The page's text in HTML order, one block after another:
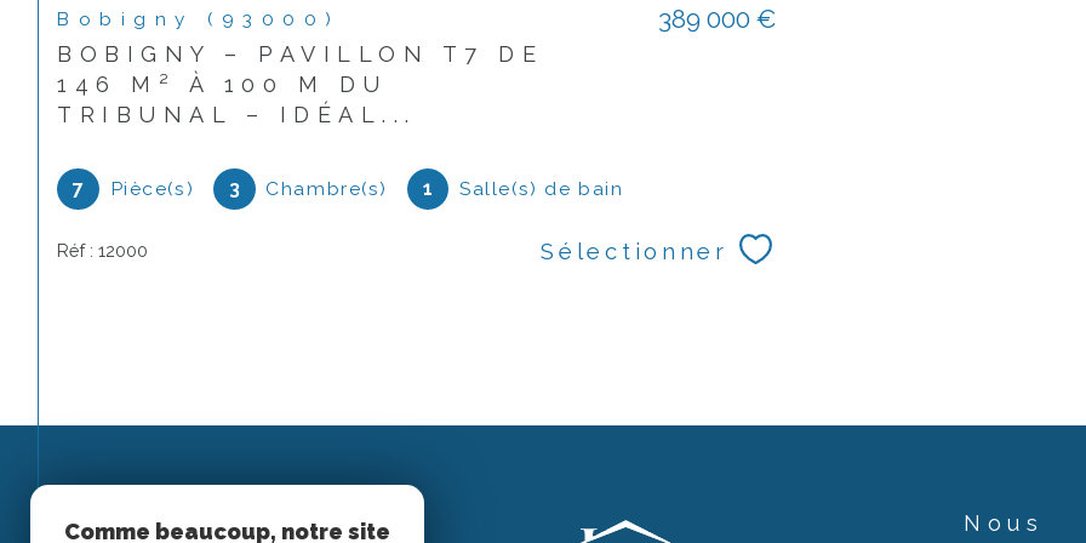
Bobigny (93000)
BOBIGNY – PAVILLON T7 DE
146 M² À 100 M DU
TRIBUNAL – IDÉAL...
389 000 €
7 Pièce(s) 3 Chambre(s) 1 Salle(s) de bain
Réf : 12000 Sélectionner
Espace Nous
Comme beaucoup, notre site